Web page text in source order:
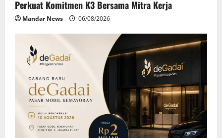
Perkuat Komitmen K3 Bersama Mitra Kerja
Mandar News 06/08/2026